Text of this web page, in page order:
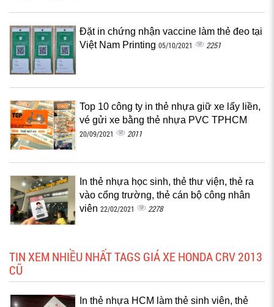
Đặt in chứng nhận vaccine làm thẻ đeo tại
Việt Nam Printing 05/10/2021 2251
Top 10 công ty in thẻ nhựa giữ xe lấy liền,
vé gửi xe bằng thẻ nhựa PVC TPHCM
20/09/2021 2011
In thẻ nhựa học sinh, thẻ thư viện, thẻ ra
vào cổng trường, thẻ cán bộ công nhân
viên 22/02/2021 2278
TIN XEM NHIỀU NHẤT TAGS GIÁ XE HONDA CRV 2013
CŨ
In thẻ nhựa HCM làm thẻ sinh viên, thẻ